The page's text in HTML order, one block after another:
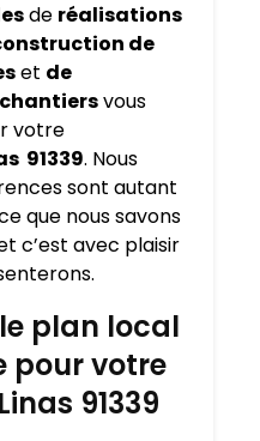
de réalisations
de
et de
chantiersvous
votre
91339. Nous
sont autant
que nous savons
c’est avec plaisir
.
plan local
pour votre
91339